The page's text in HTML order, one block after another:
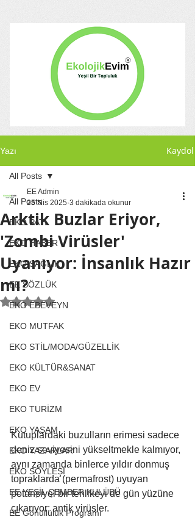
Yazı Kaydol
All Posts
EKO PATİ
EKO HABER
EKO SAĞLIK
EE SÖZLÜK
EKO EBEVEYN
EKO MUTFAK
EKO STİL/MODA/GÜZELLİK
EKO KÜLTÜR&SANAT
EKO EV
EKO TURİZM
EKO YAŞAM
EKO YAZARLAR
EKO SÖYLEŞİ
EE YEŞİL ÇEMBER KULÜBÜ
EE Gönüllülük Programı
All Posts
Arktik Buzlar Eriyor,
'Zombi Virüsler'
Uyanıyor: İnsanlık Hazır
mı?
EE Admin
25 Nis 2025 3 dakikada okunur
5 üzerinden NaN yıldız
Kutuplardaki buzulların erimesi sadece
deniz seviyesini yükseltmekle kalmıyor,
aynı zamanda binlerce yıldır donmuş
topraklarda (permafrost) uyuyan
potansiyel bir tehlikeyi de gün yüzüne
çıkarıyor: antik virüsler.